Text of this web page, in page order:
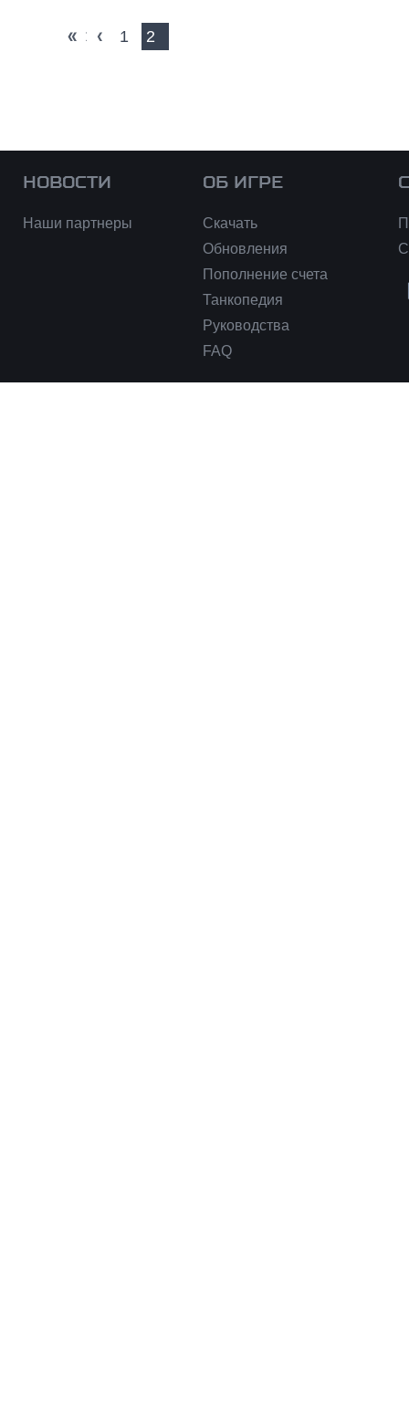
« первая‹ предыдущая
1 2
НОВОСТИ
Наши партнеры
ОБ ИГРЕ
Скачать
Обновления
Пополнение счета
Танкопедия
Руководства
FAQ